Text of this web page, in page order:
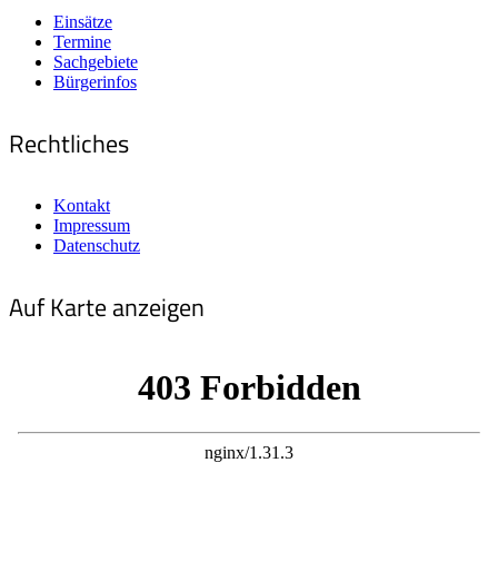
Einsätze
Termine
Sachgebiete
Bürgerinfos
Rechtliches
Kontakt
Impressum
Datenschutz
Auf Karte anzeigen